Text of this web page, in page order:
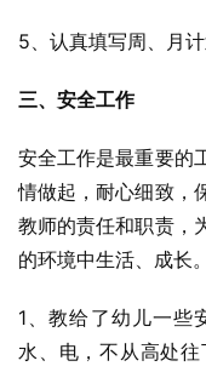
5、认真填写周、月计
三、安全工作
安全工作是最重要的
情做起，耐心细致，
教师的责任和职责，
的环境中生活、成长
1、教给了幼儿一些
水、电，不从高处